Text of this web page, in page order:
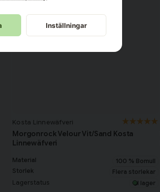
Kosta Linnewäfveri
Morgonrock Velour Vit/Sand Kosta
Linnewäfveri
Material
100 % Bomull
Storlek
Flera storlekar
Lagerstatus I lager
Inställningar